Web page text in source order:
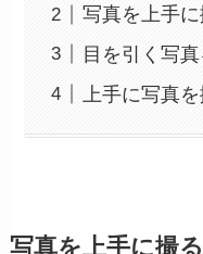
写真を上手
目を引く写
上手に写真
写真を上手に撮